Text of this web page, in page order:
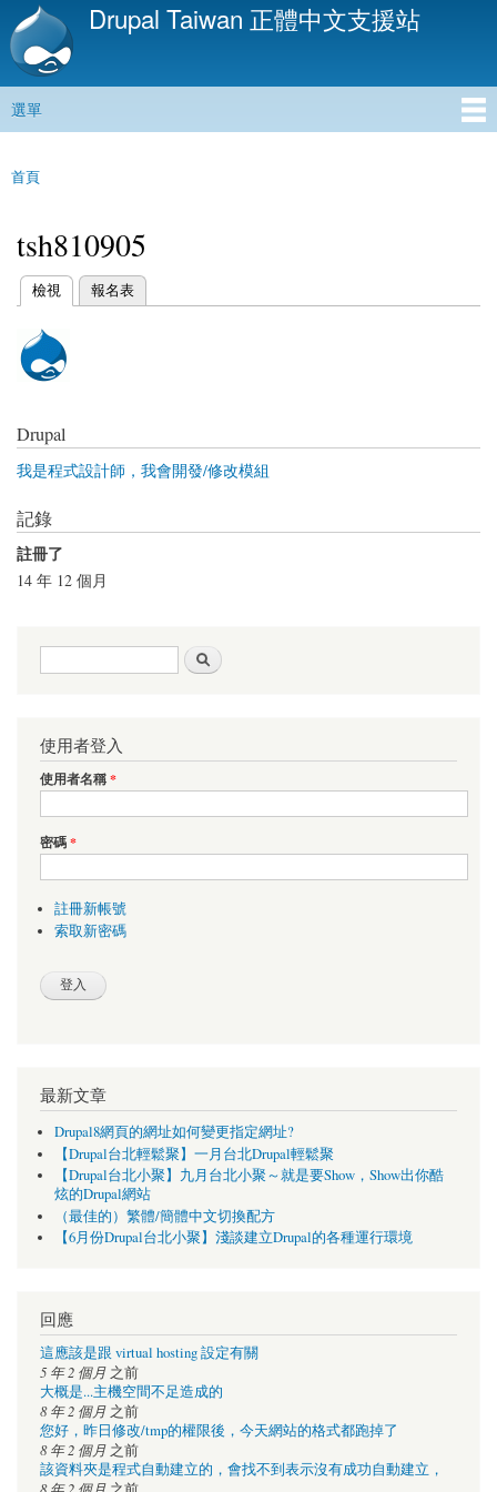
移
內
Drupal Taiwan 正體中文支援站
主選單
選單
您在這裡
首頁
tsh810905
主要索引標籤
檢視
(作用中頁籤) 報名表
Drupal
我是程式設計師，我會開發/修改模組
記錄
註冊了
14 年 12 個月
搜尋表單
使用者登入
使用者名稱*
密碼*
註冊新帳號
索取新密碼
最新文章
Drupal8網頁的網址如何變更指定網址?
【Drupal台北輕鬆聚】一月台北Drupal輕鬆聚
【Drupal台北小聚】九月台北小聚～就是要Show，Show出你酷
炫的Drupal網站
（最佳的）繁體/簡體中文切換配方
【6月份Drupal台北小聚】淺談建立Drupal的各種運行環境
回應
這應該是跟 virtual hosting 設定有關
5 年 2 個月 之前
大概是...主機空間不足造成的
8 年 2 個月 之前
您好，昨日修改/tmp的權限後，今天網站的格式都跑掉了
8 年 2 個月 之前
該資料夾是程式自動建立的，會找不到表示沒有成功自動建立，
8 年 2 個月